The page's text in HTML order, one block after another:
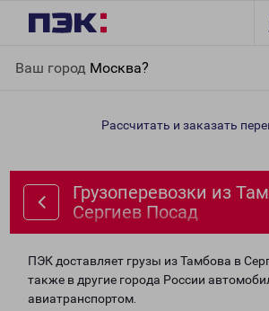
Ваш город Москва?
Посад
Рассчитать и заказать
Грузоперевозки из
Сергиев Посад
ПЭК доставляет грузы из Тамбова в
также в другие города России
авиатранспортом.